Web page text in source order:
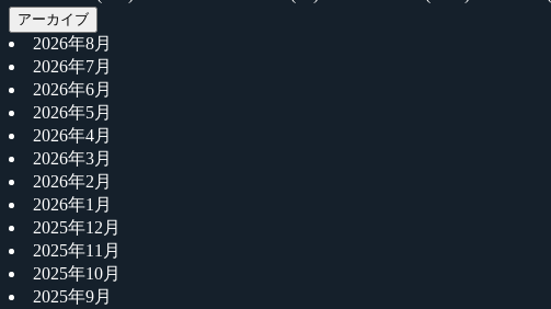
アーカイブ
2026年8月
2026年7月
2026年6月
2026年5月
2026年4月
2026年3月
2026年2月
2026年1月
2025年12月
2025年11月
2025年10月
2025年9月